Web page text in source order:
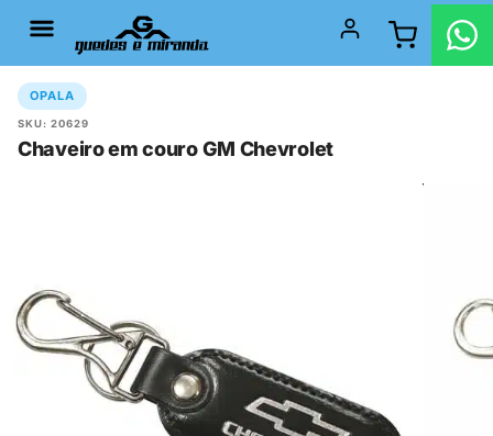
OPALA
SKU: 20629
Chaveiro em couro GM Chevrolet